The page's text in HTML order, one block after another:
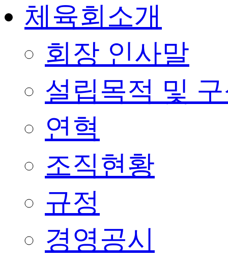
체육회소개
회장 인사말
설립목적 및
연혁
조직현황
규정
경영공시